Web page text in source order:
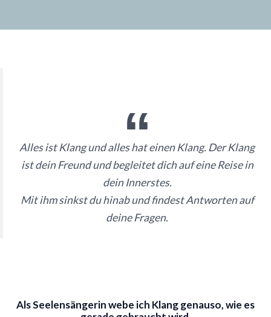
Alles ist Klang und alles hat einen Klang. Der Klang
ist dein Freund und begleitet dich auf eine Reise in
dein Innerstes.
Mit ihm sinkst du hinab und findest Antworten auf
deine Fragen.
Als Seelensängerin webe ich Klang genauso, wie es